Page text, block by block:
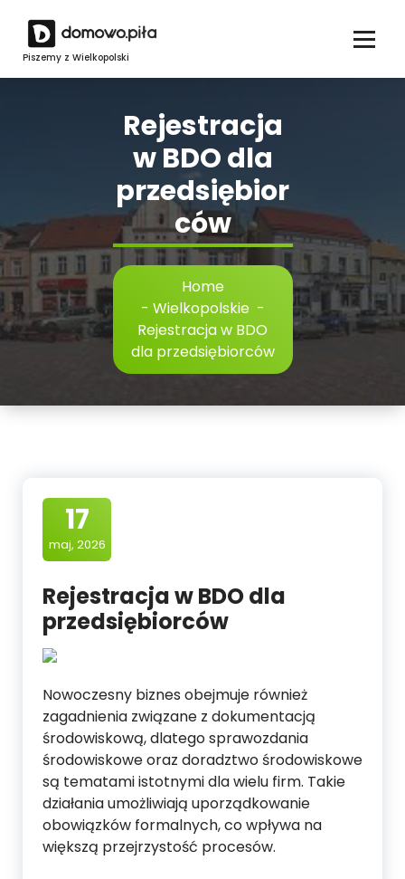
content
Piszemy z Wielkopolski
Rejestracja
w BDO dla
przedsiębior
ców
Home
- Wielkopolskie-
Rejestracja w BDO
dla przedsiębiorców
17
maj, 2026
Rejestracja w BDO dla
przedsiębiorców
Nowoczesny biznes obejmuje również
zagadnienia związane z dokumentacją
środowiskową, dlatego sprawozdania
środowiskowe oraz doradztwo środowiskowe
są tematami istotnymi dla wielu firm. Takie
działania umożliwiają uporządkowanie
obowiązków formalnych, co wpływa na
większą przejrzystość procesów.